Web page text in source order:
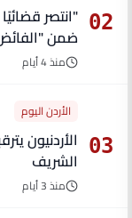
02
ضمن
منذ 4 أيام
03
الأردن اليوم
الأردنيون
الشريف
منذ 3 أيام